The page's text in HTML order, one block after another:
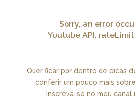
Sorry, an error
Youtube API:
Quer ficar por dentro de dicas
conferir um pouco mais
Inscreva-se no meu canal